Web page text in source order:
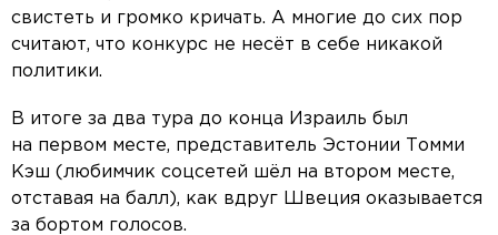
свистеть и громко кричать. А многие до сих пор
считают, что конкурс не несёт в себе никакой
политики.
В итоге за два тура до конца Израиль был
на первом месте, представитель Эстонии Томми
Кэш (любимчик соцсетей шёл на втором месте,
отставая на балл), как вдруг Швеция оказывается
за бортом голосов.